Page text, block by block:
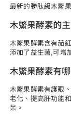
最新的勝肽級木鱉
木鱉果酵素的
木鱉果酵素含有茄
添加了益生菌,可增
木鱉果酵素有
木鱉果酵素有護眼
老化、提高肝功能
呆。